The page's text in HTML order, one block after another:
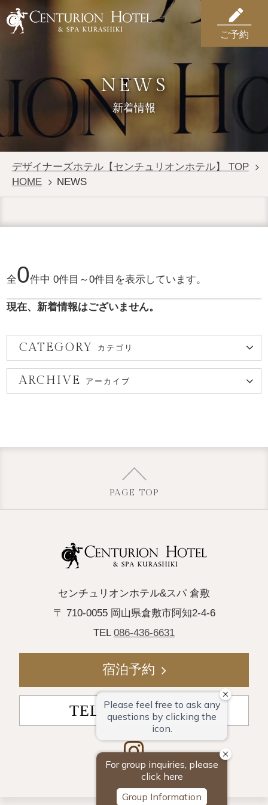
ご予約
NEWS
新着情報
デザイナーズホテル【センチュリオンホテル】 TOP
HOME
NEWS
全0件中 0件目～0件目を表示しています。
現在、新着情報はございません。
CATEGORY カテゴリ
ARCHIVE アーカイブ
PAGE TOP
センチュリオンホテル&スパ 倉敷
〒 710-0055 岡山県倉敷市阿知2-4-6
TEL 086-436-6631
宿泊予約
TEL:086-436-6631